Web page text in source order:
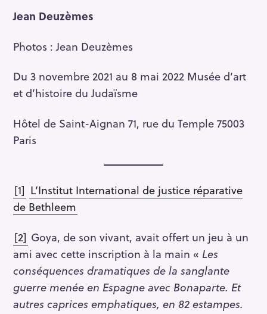
Jean Deuzèmes
Photos : Jean Deuzèmes
Du 3 novembre 2021 au 8 mai 2022 Musée d’art
et d’histoire du Judaïsme
Hôtel de Saint-Aignan 71, rue du Temple 75003
Paris
[1] L’Institut International de justice réparative
de Bethleem
[2] Goya, de son vivant, avait offert un jeu à un
ami avec cette inscription à la main « Les
conséquences dramatiques de la sanglante
guerre menée en Espagne avec Bonaparte. Et
autres caprices emphatiques, en 82 estampes.